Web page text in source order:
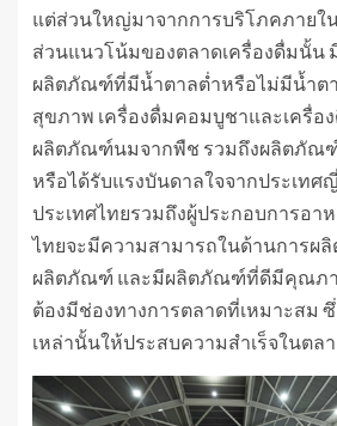
แต่ส่วนใหญ่มาจากการบริโภคภายใน
ส่วนแนวโน้มของตลาดเครื่องดื่มนั้น
ผลิตภัณฑ์ที่มีน้ำตาลต่ำหรือไม่มีน้ำตา
สุขภาพ เครื่องดื่มคอมบูชาและเครื่อ
ผลิตภัณฑ์นมจากพืช รวมถึงผลิตภัณ
หรือได้รับแรงบันดาลใจจากประเทศ
ประเทศไทยรวมถึงผู้ประกอบการอา
ไทยจะมีความสามารถในด้านการผ
ผลิตภัณฑ์ และมีผลิตภัณฑ์ที่ดีมีคุณภา
ต้องมีช่องทางการตลาดที่เหมาะสม
เหล่านั้นให้ประสบความสำเร็จในตล